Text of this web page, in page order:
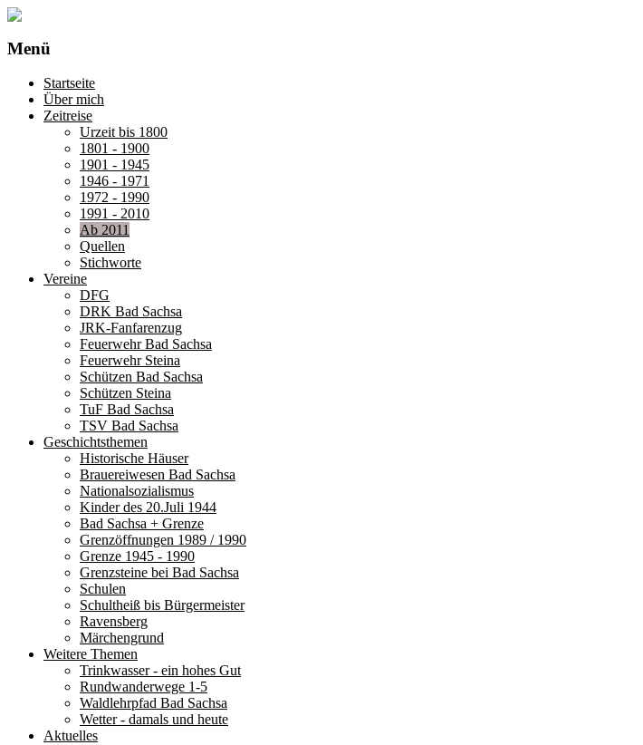
Menü
Startseite
Über mich
Zeitreise
Urzeit bis 1800
1801 - 1900
1901 - 1945
1946 - 1971
1972 - 1990
1991 - 2010
Ab 2011
Quellen
Stichworte
Vereine
DFG
DRK Bad Sachsa
JRK-Fanfarenzug
Feuerwehr Bad Sachsa
Feuerwehr Steina
Schützen Bad Sachsa
Schützen Steina
TuF Bad Sachsa
TSV Bad Sachsa
Geschichtsthemen
Historische Häuser
Brauereiwesen Bad Sachsa
Nationalsozialismus
Kinder des 20.Juli 1944
Bad Sachsa + Grenze
Grenzöffnungen 1989 / 1990
Grenze 1945 - 1990
Grenzsteine bei Bad Sachsa
Schulen
Schultheiß bis Bürgermeister
Ravensberg
Märchengrund
Weitere Themen
Trinkwasser - ein hohes Gut
Rundwanderwege 1-5
Waldlehrpfad Bad Sachsa
Wetter - damals und heute
Aktuelles